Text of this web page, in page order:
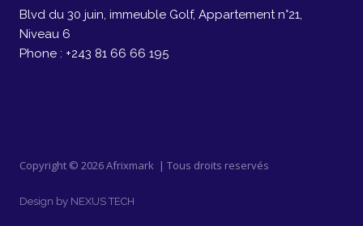
Blvd du 30 juin, immeuble Golf, Appartement n°21,
Niveau 6
Phone : +243 81 66 66 195
Copyright © 2026 Afrixmark | Tous droits reservés
Design by NEXUS TECH